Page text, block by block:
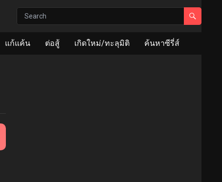
แก้แค้น ต่อสู้ เกิดใหม่/ทะลุมิติ ค้นหาซีรี่ส์